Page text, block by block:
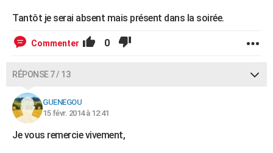
Tantôt je serai absent mais présent dans la soirée.
Commenter 0
RÉPONSE 7 / 13
GUENEGOU
15 févr. 2014 à 12:41
Je vous remercie vivement,